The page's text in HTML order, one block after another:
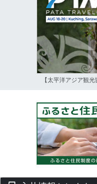
【太平洋アジア観